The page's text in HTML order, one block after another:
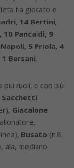
ha giocato e
14 Bertini,
10 Pancaldi, 9
5 Priola, 4
Bersani.
più ruoli, e con più
Sacchetti
Giacalone
Busato (n.8,
ala, mediano